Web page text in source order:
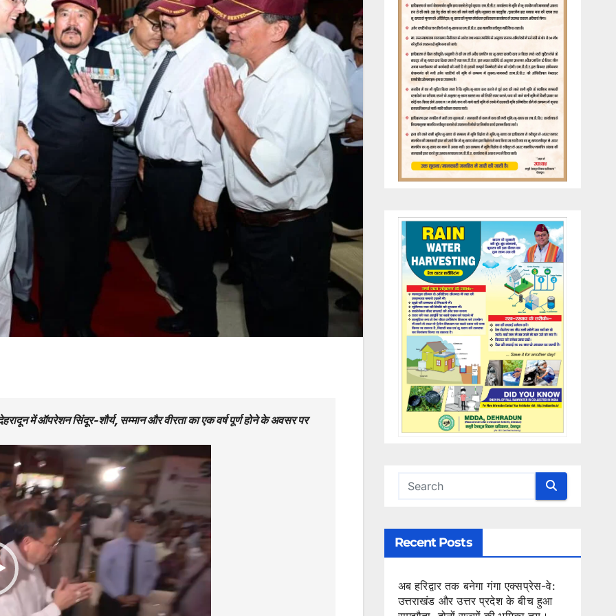
में ऑपरेशन सिंदूर-शौर्य, सम्मान और वीरता का एक वर्ष पूर्ण होने के अवसर पर
Recent Posts
अब हरिद्वार तक बनेगा गंगा एक्सप्रेस-वे:
उत्तराखंड और उत्तर प्रदेश के बीच हुआ